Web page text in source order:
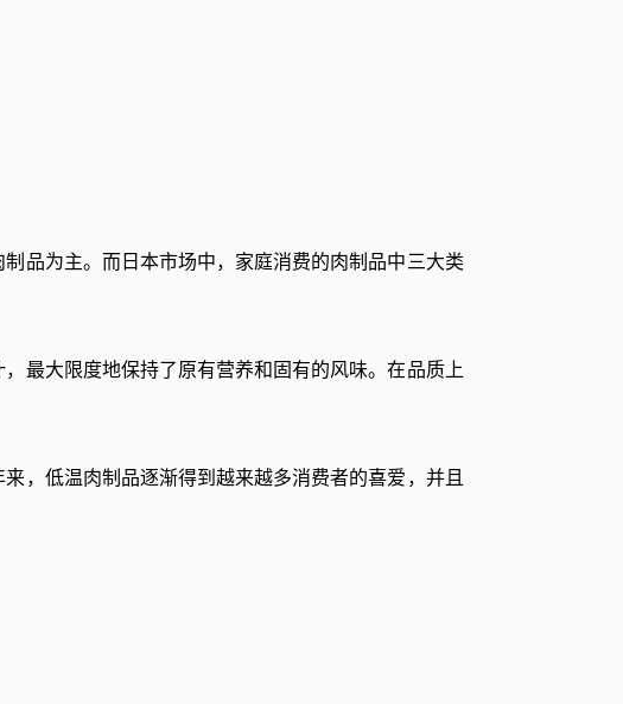
品为主。而日本市场中，家庭消费的肉制品中三大类
最大限度地保持了原有营养和固有的风味。在品质上
，低温肉制品逐渐得到越来越多消费者的喜爱，并且